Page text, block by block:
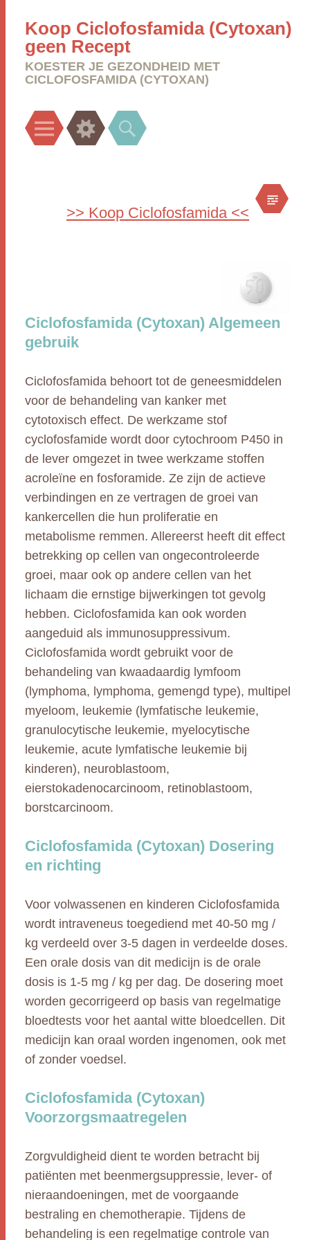
Koop Ciclofosfamida (Cytoxan)
geen Recept
KOESTER JE GEZONDHEID MET
CICLOFOSFAMIDA (CYTOXAN)
Menu Widgets Search
>> Koop Ciclofosfamida <<
Ciclofosfamida (Cytoxan) Algemeen
gebruik
Ciclofosfamida behoort tot de geneesmiddelen
voor de behandeling van kanker met
cytotoxisch effect. De werkzame stof
cyclofosfamide wordt door cytochroom P450 in
de lever omgezet in twee werkzame stoffen
acroleïne en fosforamide. Ze zijn de actieve
verbindingen en ze vertragen de groei van
kankercellen die hun proliferatie en
metabolisme remmen. Allereerst heeft dit effect
betrekking op cellen van ongecontroleerde
groei, maar ook op andere cellen van het
lichaam die ernstige bijwerkingen tot gevolg
hebben. Ciclofosfamida kan ook worden
aangeduid als immunosuppressivum.
Ciclofosfamida wordt gebruikt voor de
behandeling van kwaadaardig lymfoom
(lymphoma, lymphoma, gemengd type), multipel
myeloom, leukemie (lymfatische leukemie,
granulocytische leukemie, myelocytische
leukemie, acute lymfatische leukemie bij
kinderen), neuroblastoom,
eierstokadenocarcinoom, retinoblastoom,
borstcarcinoom.
Ciclofosfamida (Cytoxan) Dosering
en richting
Voor volwassenen en kinderen Ciclofosfamida
wordt intraveneus toegediend met 40-50 mg /
kg verdeeld over 3-5 dagen in verdeelde doses.
Een orale dosis van dit medicijn is de orale
dosis is 1-5 mg / kg per dag. De dosering moet
worden gecorrigeerd op basis van regelmatige
bloedtests voor het aantal witte bloedcellen. Dit
medicijn kan oraal worden ingenomen, ook met
of zonder voedsel.
Ciclofosfamida (Cytoxan)
Voorzorgsmaatregelen
Zorgvuldigheid dient te worden betracht bij
patiënten met beenmergsuppressie, lever- of
nieraandoeningen, met de voorgaande
bestraling en chemotherapie. Tijdens de
behandeling is een regelmatige controle van